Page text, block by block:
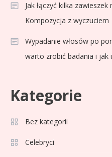
Jak łączyć kilka
Kompozycja z wyczuciem
Wypadanie włosów po
warto zrobić badania i jak
Kategorie
Bez kategorii
Celebryci
Adam